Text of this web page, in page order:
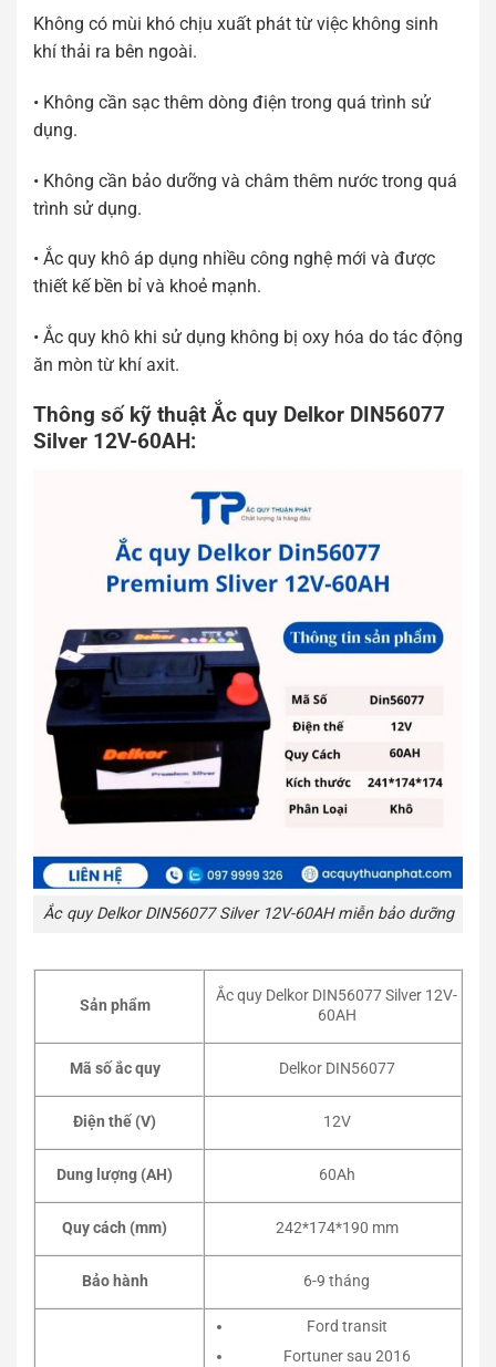
Không có mùi khó chịu xuất phát từ việc không sinh
khí thải ra bên ngoài.
• Không cần sạc thêm dòng điện trong quá trình sử
dụng.
• Không cần bảo dưỡng và châm thêm nước trong quá
trình sử dụng.
• Ắc quy khô áp dụng nhiều công nghệ mới và được
thiết kế bền bỉ và khoẻ mạnh.
• Ắc quy khô khi sử dụng không bị oxy hóa do tác động
ăn mòn từ khí axit.
Thông số kỹ thuật Ắc quy Delkor DIN56077
Silver 12V-60AH:
Ắc quy Delkor DIN56077 Silver 12V-60AH miễn bảo dưỡng
Sản phẩm
Ắc quy Delkor DIN56077 Silver 12V-
60AH
Mã số ắc quy Delkor DIN56077
Điện thế (V) 12V
Dung lượng (AH) 60Ah
Quy cách (mm) 242*174*190 mm
Bảo hành 6-9 tháng
Ford transit
Fortuner sau 2016